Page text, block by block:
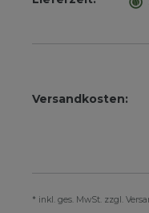
Versandkosten:
* inkl. ges. MwSt. zzgl.